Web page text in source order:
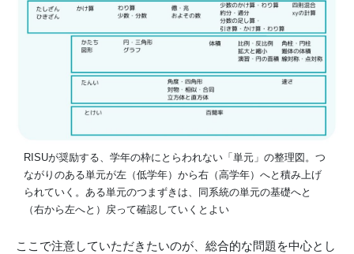
RISUが奨励する、学年の枠にとらわれない「単元」の整理図。つ
ながりのある単元が左（低学年）から右（高学年）へと積み上げ
られていく。ある単元のつまずきは、同系統の単元の基礎へと
（右から左へと）戻って確認していくとよい
ここで注意していただきたいのが、総合的な問題を中心とし